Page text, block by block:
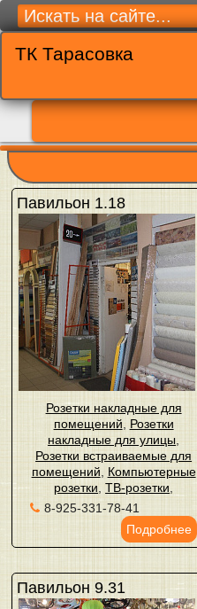
ТК Тарасовка
Павильон 1.18
Розетки накладные для
помещений
Розетки
накладные для улицы
Розетки встраиваемые для
помещений
Компьютерные
розетки ,ТВ-розетки
8-925-331-78-41
Подробнее
Павильон 9.31